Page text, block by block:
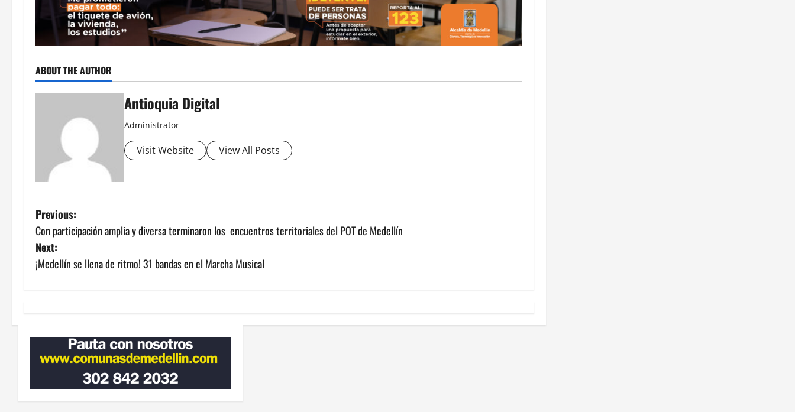
ABOUT THE AUTHOR
Antioquia Digital
Administrator
Visit Website View All Posts
P
o
s
a
v
i
Previous:
Con participación amplia y diversa terminaron los encuentros territoriales del POT de Medellín
Next:
¡Medellín se llena de ritmo! 31 bandas en el Marcha Musical